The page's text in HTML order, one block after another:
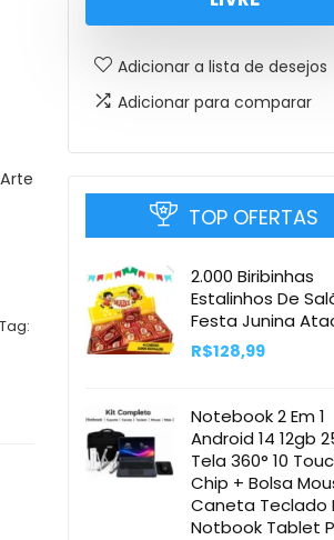
Tag:
era:
é:
Adicionar a lista de desejos
Adicionar para comparar
TOP OFERTAS
2.000 Biribinhas
Estalinhos De
Festa Junina
R$128,99
Notebook 2 Em 1
Android 14 12gb
Tela 360° 10
Chip + Bolsa
Caneta Teclado
Notbook Tablet